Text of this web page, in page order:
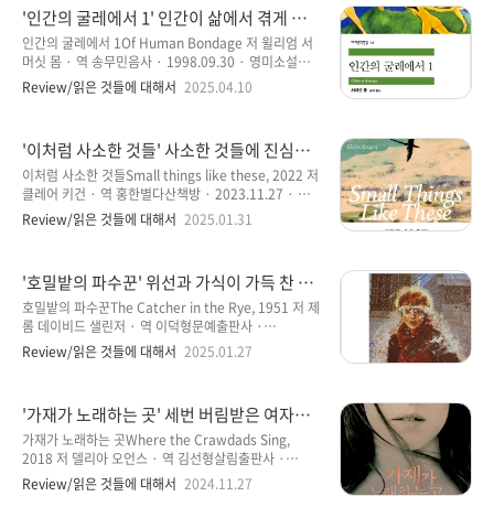
1인칭 시점으로 스토리가 전개된다. 큰 축의 흐름을 굳
이 나누자면 3가지로 볼 수 있다. 첫 번째, 밀드레드와
관계에서, 그리고 자신의 전재산을 투자한 주식에 실패
하며 비참해진 모습 속에서의 삶, 그리고 다시 찾아온 사
랑으로 나눌 수 있겠다. 필립과 자신에게 돌아온 밀레드
'인간의 굴레에서 1' 인간이 삶에서 겪게 되
는 고뇌와 방황, 그리고 궁극적인 자유를 찾
아 가는 성장 과정을 그린 소설
인간의 굴레에서 1Of Human Bondage 저 윌리엄 서
머싯 몸 · 역 송무민음사 · 1998.09.30 · 영미소설민
음사 세계문학전집 112025.04.02 ~ 04.09 · 08시간
31분 윌리엄 서머싯 몸의 책을 언제 읽었는지 기억하지
다. 시간이 꽤나 흘렀지만, 그 내용은 아직까지 기억하고
있는 것을 보면 상당히 인상적인 소설이었다고 생각할
수 있을 듯하다. 아주 오랜만에 “윌리엄 서머싯 몸”의 소
설 “인간의 굴레에서” 1편을 읽어 보게 되었는데, 오랜
만에 읽게 되는 그의 소설이기에 기대심을 갖고 읽게 된
Review/읽은 것들에 대해서 2025.04.10
'이처럼 사소한 것들' 사소한 것들에 진심이
담긴 의미에 대한 클레어 키건의 짧은 단상
이처럼 사소한 것들Small things like these, 2022 저
클레어 키건 · 역 홍한별다산책방 · 2023.11.27 · 영
미소설 2025.01.28 ~ 01.28 · 1시간 12분 ‘클레어 키
건’이라는 작가를 이번에 처음 알게 되었다. 그래서인지
한 정보와 작가에 대해서 살펴봤다. ‘가디언’에서는 “탄
광 속의 다이아몬드처럼 희귀하고 진귀하다”라는 찬사
를 보냈고, 그의 모든 작품들이 얇고 예리하고 우수하기
때문이라는 것이다. ‘클레어 키건’은 작가 생활 24년 동
안 단 4권의 책을 냈는데, 첫 작품은 1999년에 단편집
Review/읽은 것들에 대해서 2025.01.31
'호밀밭의 파수꾼' 위선과 가식이 가득 찬 세
상을 살아가기 위한 내면의 성장을 꿈꾸는 이
들을 위한 소설
호밀밭의 파수꾼The Catcher in the Rye, 1951 저 제
롬 데이비드 샐린저 · 역 이덕형문예출판사 ·
1998.8.31 · 영미소설문예세계문학선 003
2025.01.22 ~ 01.26 · 03시간 15분 오래전, 정확하게
데, 비틀즈 멤버인 존 레넌이 호텔 앞에서 팬으로부터 암
살을 당하게 되는데, 존 레넌이 암살 당시에 들고 있던
책이 ‘호밀밭의 파수꾼’이라는 사실만 기억할 뿐이었다.
그렇게 기억 속에서 잊혀 가고 있을 즈음, 읽을 책을 뒤
적이다가 발견한 책이 바로 이 책이다. 언제인지는 모르
Review/읽은 것들에 대해서 2025.01.27
'가재가 노래하는 곳' 세번 버림받은 여자의
성장 스토리와 습지가 가지는 의미가 특별함
을 주는 소설
가재가 노래하는 곳Where the Crawdads Sing,
2018 저 델리아 오언스 · 역 김선형살림출판사 ·
2019.06.14 · 영미소설 2024.11.11 ~ 2024.11.21 ·
10시간 33분 ‘델리아 오언스’의 소설은 이미 읽은 소설
Review/읽은 것들에 대해서 2024.11.27